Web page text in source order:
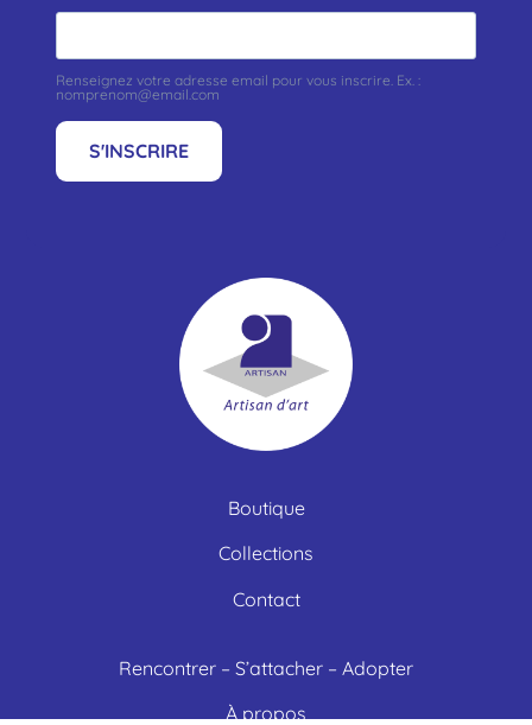
Renseignez votre adresse email pour vous inscrire. Ex. :
nomprenom@email.com
S'INSCRIRE
Boutique
Collections
Contact
Rencontrer – S’attacher – Adopter
À propos